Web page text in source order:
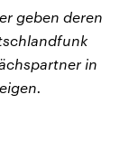
geben deren
in